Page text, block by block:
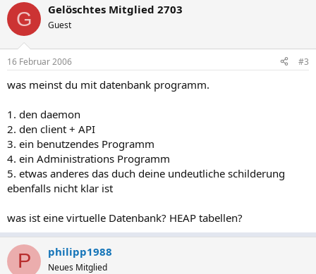
G Gelöschtes Mitglied 2703
Guest
16 Februar 2006 #3
was meinst du mit datenbank programm.
1. den daemon
2. den client + API
3. ein benutzendes Programm
4. ein Administrations Programm
5. etwas anderes das duch deine undeutliche schilderung
ebenfalls nicht klar ist
was ist eine virtuelle Datenbank? HEAP tabellen?
P philipp1988
Neues Mitglied